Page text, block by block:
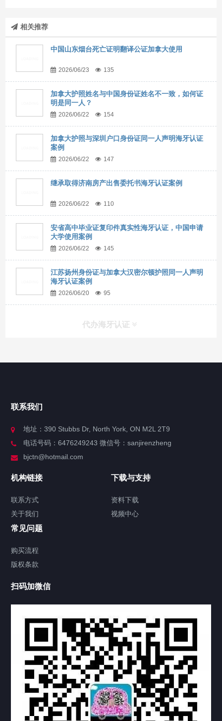
相关推荐
中国山东烟台死亡证明翻译公证加拿大使用
2026/06/23 135
加拿大护照姓名与中国身份证姓名不一致，如何证
明是同一人？
2026/06/22 154
加拿大护照与深圳户口身份证同一人声明海牙认证
案例
2026/06/22 147
继承取得济南房产出售委托书海牙认证案例
2026/06/22 110
安省高中毕业证复印件真实性海牙认证，中国申请
大学使用案例
2026/06/22 145
江苏扬州身份证与加拿大汉密尔顿护照同一人声明
海牙认证案例
2026/06/20 95
代办海牙认证
服务分类
签署类文件海牙认证程序费用
视频中心
热门标签 TAG
机构链接
联系方式 关于我们
下载与支持
资料下载 视频中心
联系我们
地址：390 Stubbs Dr, North York, ON M2L 2T9
电话号码：6476249243 微信号：sanjirenzheng
bjctn@hotmail.com
机构链接
联系方式
关于我们
下载与支持
资料下载
视频中心
常见问题
购买流程
版权条款
扫码加微信